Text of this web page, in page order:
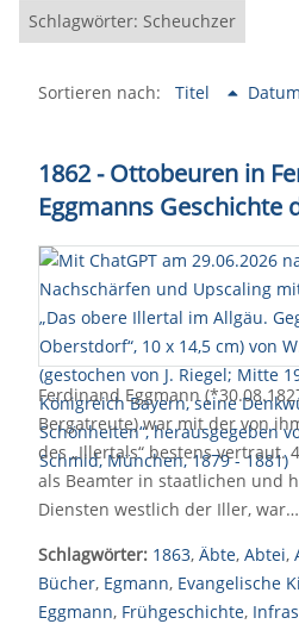
Schlagwörter: Scheuchzer
Sortieren nach: Titel Datum
1862 - Ottobeuren in
Eggmanns Geschichte
Ferdinand Eggmann
Bergatreute) war mit der von
des „Illertals“ bestens vertraut.
als Beamter in staatlichen und
Diensten westlich der Iller, war…
Schlagwörter: 1863, Äbte, Abtei,
Bücher, Egmann, Evangelische
Eggmann, Frühgeschichte,